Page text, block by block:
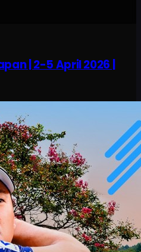
| 2-5 April 2026 |